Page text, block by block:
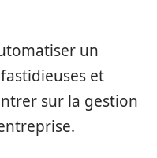
un
et
sur la gestion